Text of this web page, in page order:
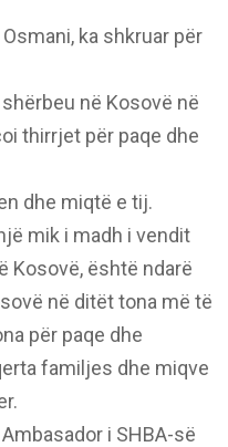
ka shkruar për
në Kosovë në
thirrjet për paqe dhe
dhe miqtë e tij.
mik i madh i vendit
Kosovë, është ndarë
në ditët tona më të
për paqe dhe
familjes dhe miqve
i SHBA-së